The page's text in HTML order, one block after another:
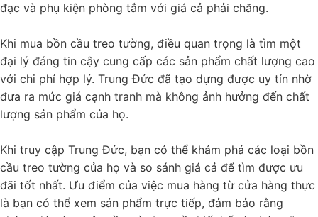
đạc và phụ kiện phòng tắm với giá cả phải chăng.
Khi mua bồn cầu treo tường, điều quan trọng là tìm một
đại lý đáng tin cậy cung cấp các sản phẩm chất lượng cao
với chi phí hợp lý. Trung Đức đã tạo dựng được uy tín nhờ
đưa ra mức giá cạnh tranh mà không ảnh hưởng đến chất
lượng sản phẩm của họ.
Khi truy cập Trung Đức, bạn có thể khám phá các loại bồn
cầu treo tường của họ và so sánh giá cả để tìm được ưu
đãi tốt nhất. Ưu điểm của việc mua hàng từ cửa hàng thực
là bạn có thể xem sản phẩm trực tiếp, đảm bảo rằng